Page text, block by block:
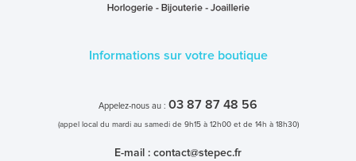
Informations sur votre boutique
Appelez-nous au : 03 87 87 48 56
(appel local du mardi au samedi de 9h15 à 12h00 et de 14h à 18h30)
E-mail : contact@stepec.fr